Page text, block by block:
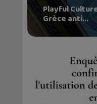
Playful
Grèce anti...